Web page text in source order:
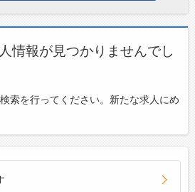
情報が見つかりませんでし
索を行ってください。新たな求人にめ